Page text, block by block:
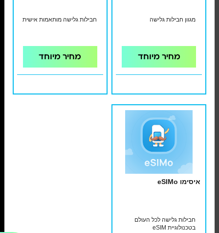
מגוון חבילות גלישה
מחיר מיוחד
חבילות גלישה מותאמות אישית
מחיר מיוחד
איסימו eSIMo
חבילות גלישה לכל העולם
בטכנולוגיית eSIM